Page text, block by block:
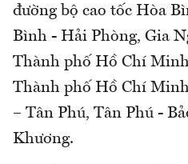
đường bộ cao tốc Hòa
Bình - Hải Phòng, Gia
Thành phố Hồ Chí
Thành phố Hồ Chí
– Tân Phú, Tân Phú -
Khương.